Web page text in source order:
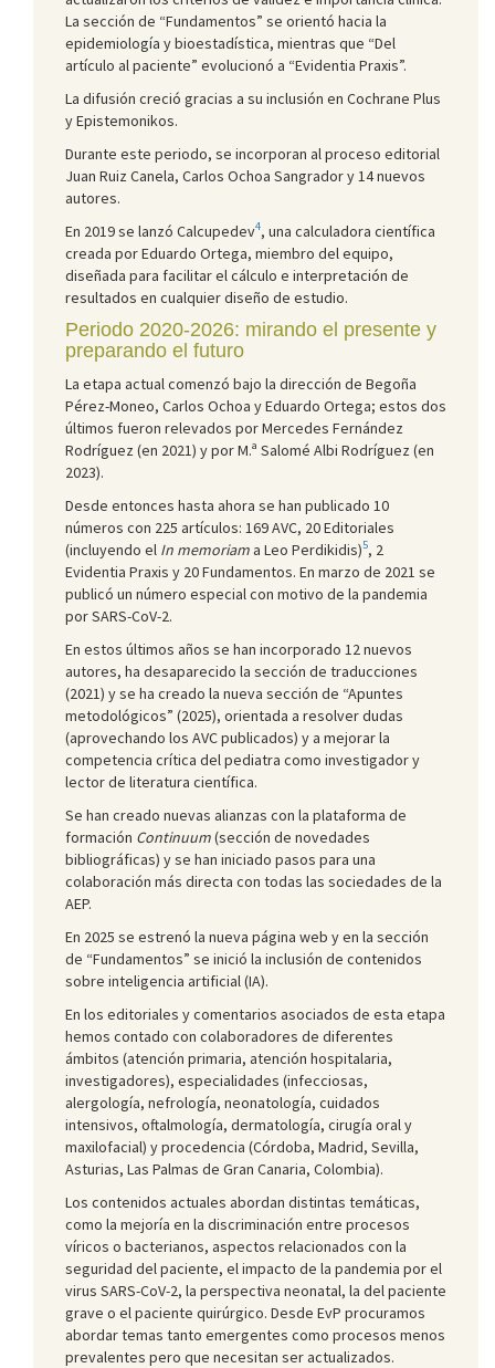
La sección de “Fundamentos” se orientó hacia la
epidemiología y bioestadística, mientras que “Del
artículo al paciente” evolucionó a “Evidentia Praxis”.
La difusión creció gracias a su inclusión en Cochrane Plus
y Epistemonikos.
Durante este periodo, se incorporan al proceso editorial
Juan Ruiz Canela, Carlos Ochoa Sangrador y 14 nuevos
autores.
En 2019 se lanzó Calcupedev4, una calculadora científica
creada por Eduardo Ortega, miembro del equipo,
diseñada para facilitar el cálculo e interpretación de
resultados en cualquier diseño de estudio.
Periodo 2020-2026: mirando el presente y
preparando el futuro
La etapa actual comenzó bajo la dirección de Begoña
Pérez-Moneo, Carlos Ochoa y Eduardo Ortega; estos dos
últimos fueron relevados por Mercedes Fernández
Rodríguez (en 2021) y por M.ª Salomé Albi Rodríguez (en
2023).
Desde entonces hasta ahora se han publicado 10
números con 225 artículos: 169 AVC, 20 Editoriales
(incluyendo el In memoriama Leo Perdikidis)5, 2
Evidentia Praxis y 20 Fundamentos. En marzo de 2021 se
publicó un número especial con motivo de la pandemia
por SARS-CoV-2.
En estos últimos años se han incorporado 12 nuevos
autores, ha desaparecido la sección de traducciones
(2021) y se ha creado la nueva sección de “Apuntes
metodológicos” (2025), orientada a resolver dudas
(aprovechando los AVC publicados) y a mejorar la
competencia crítica del pediatra como investigador y
lector de literatura científica.
Se han creado nuevas alianzas con la plataforma de
formación Continuum(sección de novedades
bibliográficas) y se han iniciado pasos para una
colaboración más directa con todas las sociedades de la
AEP.
En 2025 se estrenó la nueva página web y en la sección
de “Fundamentos” se inició la inclusión de contenidos
sobre inteligencia artificial (IA).
En los editoriales y comentarios asociados de esta etapa
hemos contado con colaboradores de diferentes
ámbitos (atención primaria, atención hospitalaria,
investigadores), especialidades (infecciosas,
alergología, nefrología, neonatología, cuidados
intensivos, oftalmología, dermatología, cirugía oral y
maxilofacial) y procedencia (Córdoba, Madrid, Sevilla,
Asturias, Las Palmas de Gran Canaria, Colombia).
Los contenidos actuales abordan distintas temáticas,
como la mejoría en la discriminación entre procesos
víricos o bacterianos, aspectos relacionados con la
seguridad del paciente, el impacto de la pandemia por el
virus SARS-CoV-2, la perspectiva neonatal, la del paciente
grave o el paciente quirúrgico. Desde EvP procuramos
abordar temas tanto emergentes como procesos menos
prevalentes pero que necesitan ser actualizados.